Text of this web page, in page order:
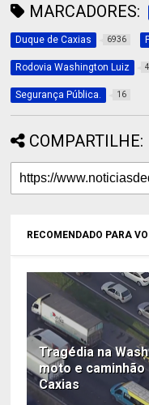
MARCADORES:
Duque de Caxias 6936
Rodovia Washington Luiz 4
Segurança Pública. 16
COMPARTILHE:
RECOMENDADO PARA
Tragédia na
moto e
Caxias